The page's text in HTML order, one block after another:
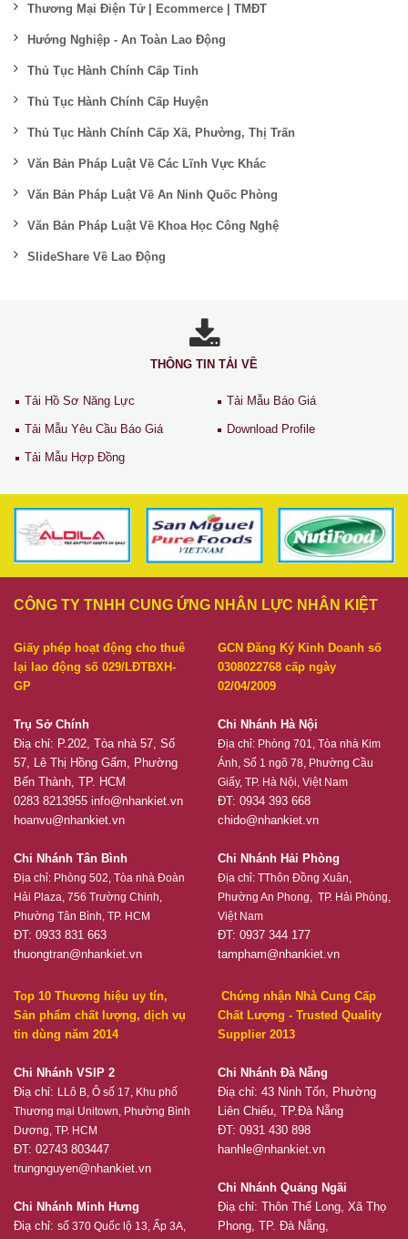
Thương Mại Điện Tử | Ecommerce | TMĐT
Hướng Nghiệp - An Toàn Lao Động
Thủ Tục Hành Chính Cấp Tỉnh
Thủ Tục Hành Chính Cấp Huyện
Thủ Tục Hành Chính Cấp Xã, Phường, Thị Trấn
Văn Bản Pháp Luật Về Các Lĩnh Vực Khác
Văn Bản Pháp Luật Về An Ninh Quốc Phòng
Văn Bản Pháp Luật Về Khoa Học Công Nghệ
SlideShare Về Lao Động
THÔNG TIN TẢI VỀ
Tải Hồ Sơ Năng Lực Tải Mẫu Báo Giá
Tải Mẫu Yêu Cầu Báo Giá Download Profile
Tải Mẫu Hợp Đồng
CÔNG TY TNHH CUNG ỨNG NHÂN LỰC NHÂN KIỆT
Giấy phép hoạt động cho thuê
lại lao động số 029/LĐTBXH-
GP
Trụ Sở Chính
Điạ chỉ: P.202, Tòa nhà 57, Số
57, Lê Thị Hồng Gấm, Phường
Bến Thành, TP. HCM
0283 8213955 info@nhankiet.vn
hoanvu@nhankiet.vn
Chi Nhánh Tân Bình
Địa chỉ: Phòng 502, Tòa nhà Đoàn
Hải Plaza, 756 Trường Chinh,
Phường Tân Bình, TP. HCM
ĐT: 0933 831 663
thuongtran@nhankiet.vn
GCN Đăng Ký Kinh Doanh số
0308022768 cấp ngày
02/04/2009
Chi Nhánh Hà Nội
Địa chỉ: Phòng 701, Tòa nhà Kim
Ánh, Số 1 ngõ 78, Phường Cầu
Giấy, TP. Hà Nội, Việt Nam
ĐT: 0934 393 668
chido@nhankiet.vn
Chi Nhánh Hải Phòng
Địa chỉ: TThôn Đồng Xuân,
Phường An Phong, TP. Hải Phòng,
Việt Nam
ĐT: 0937 344 177
tampham@nhankiet.vn
Top 10 Thương hiệu uy tín,
Sản phẩm chất lượng, dịch vụ
tin dùng năm 2014
Chi Nhánh VSIP 2
Điạ chỉ: LLô B, Ô số 17, Khu phố
Thương mại Unitown, Phường Bình
Dương, TP. HCM
ĐT: 02743 803447
trungnguyen@nhankiet.vn
Chi Nhánh Minh Hưng
Điạ chỉ: số 370 Quốc lộ 13, Ấp 3A,
Chứng nhận Nhà Cung Cấp
Chất Lượng - Trusted Quality
Supplier 2013
Chi Nhánh Đà Nẵng
Điạ chỉ: 43 Ninh Tốn, Phường
Liên Chiểu, TP.Đà Nẵng
ĐT: 0931 430 898
hanhle@nhankiet.vn
Chi Nhánh Quảng Ngãi
Điạ chỉ: Thôn Thế Long, Xã Thọ
Phong, TP. Đà Nẵng,